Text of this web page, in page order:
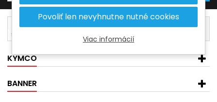
Brzdové komponenty
Šrouby brzdového kotouče
Kymco
KYMCO
BANNER
Povoliť len nevyhnutne nutné cookies
Viac informácií